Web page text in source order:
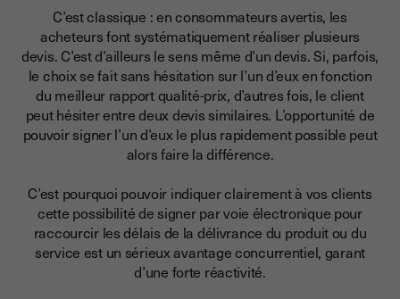
C’est classique : en consommateurs avertis, les
acheteurs font systématiquement réaliser plusieurs
devis. C’est d’ailleurs le sens même d’un devis. Si, parfois,
le choix se fait sans hésitation sur l’un d’eux en fonction
du meilleur rapport qualité-prix, d’autres fois, le client
peut hésiter entre deux devis similaires. L’opportunité de
pouvoir signer l’un d’eux le plus rapidement possible peut
alors faire la différence.
C’est pourquoi pouvoir indiquer clairement à vos clients
cette possibilité de signer par voie électronique pour
raccourcir les délais de la délivrance du produit ou du
service est un sérieux avantage concurrentiel, garant
d’une forte réactivité.